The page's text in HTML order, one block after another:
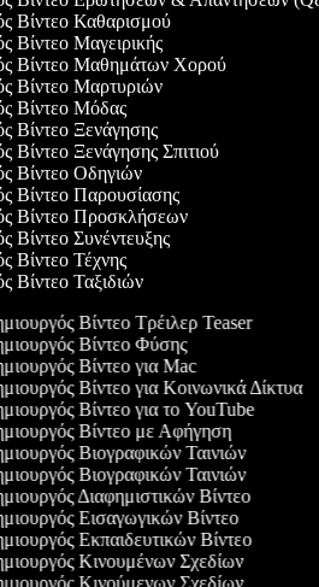
Βίντεο Καθαρισμού
Βίντεο Μαγειρικής
Βίντεο Μαθημάτων Χορού
Βίντεο Μαρτυριών
Βίντεο Μόδας
Βίντεο Ξενάγησης
Βίντεο Ξενάγησης Σπιτιού
Βίντεο Οδηγιών
Βίντεο Παρουσίασης
Βίντεο Προσκλήσεων
Βίντεο Συνέντευξης
Βίντεο Τέχνης
Βίντεο Ταξιδιών
Βίντεο Τρέιλερ Teaser
Βίντεο Φύσης
Βίντεο για Mac
Βίντεο για Κοινωνικά Δίκτυα
Βίντεο για το YouTube
Βίντεο με Αφήγηση
Βιογραφικών Ταινιών
Βιογραφικών Ταινιών
Διαφημιστικών Βίντεο
Εισαγωγικών Βίντεο
Εκπαιδευτικών Βίντεο
Κινουμένων Σχεδίων